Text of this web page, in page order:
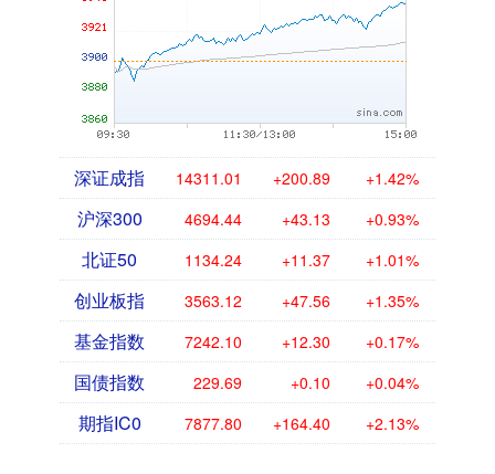
深证成指 14311.01 +200.89 +1.42%
沪深300 4694.44 +43.13 +0.93%
北证50 1134.24 +11.37 +1.01%
创业板指 3563.12 +47.56 +1.35%
基金指数 7242.10 +12.30 +0.17%
国债指数 229.69 +0.10 +0.04%
期指IC0 7877.80 +164.40 +2.13%